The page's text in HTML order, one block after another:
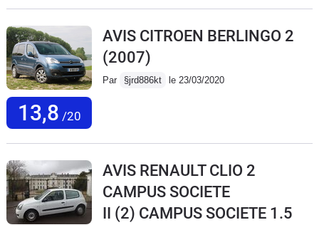
13,8 /20
AVIS CITROEN BERLINGO 2
(2007)
Par §jrd886kt le 23/03/2020
AVIS RENAULT CLIO 2
CAMPUS SOCIETE
II (2) CAMPUS SOCIETE 1.5